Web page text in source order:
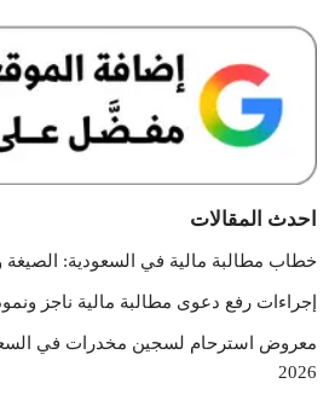
احدث المقالات
خطاب مطالبة مالية في السعودية: الصيغة
إجراءات رفع دعوى مطالبة مالية ناجز
معروض استرحام لسجين مخدرات في
2026